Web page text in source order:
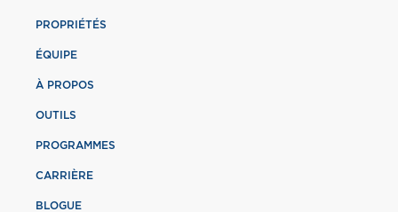
PROPRIÉTÉS
ÉQUIPE
À PROPOS
OUTILS
PROGRAMMES
CARRIÈRE
BLOGUE